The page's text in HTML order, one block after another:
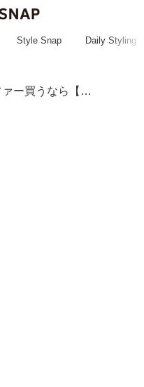
Style Snap Daily Styling
今、ローファー買うなら【NIKE】で！ 履くだけで旬顔♡「エアマックス フェノメナ 」